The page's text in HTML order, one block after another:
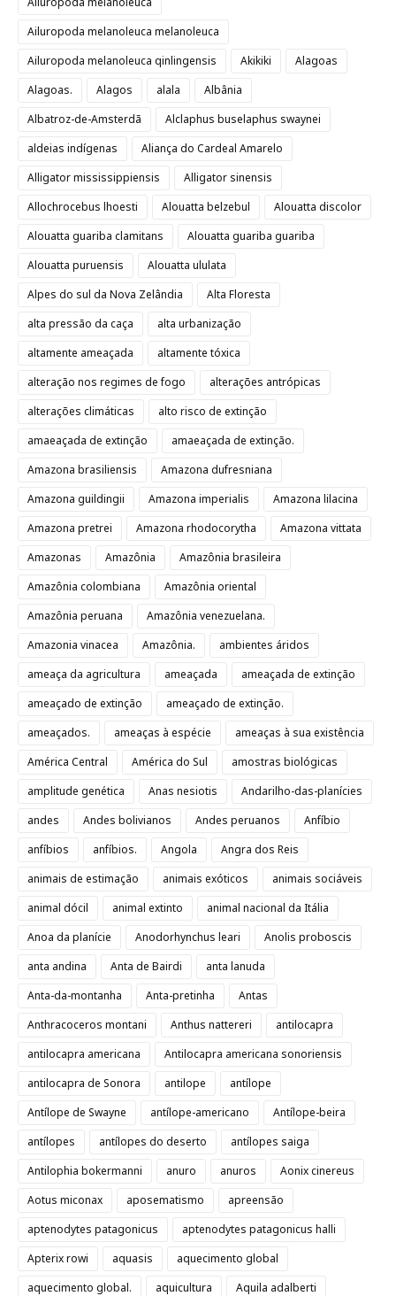
Ailuropoda melanoleuca melanoleuca
Ailuropoda melanoleuca qinlingensis
Akikiki
Alagoas
Alagoas.
Alagos alala
Albânia
Albatroz-de-Amsterdã
Alclaphus buselaphus swaynei
aldeias indígenas
Aliança do Cardeal Amarelo
Alligator mississippiensis
Alligator sinensis
Allochrocebus lhoesti
Alouatta belzebul
Alouatta discolor
Alouatta guariba clamitans
Alouatta guariba guariba
Alouatta puruensis
Alouatta ululata
Alpes do sul da Nova Zelândia
Alta Floresta
alta pressão da caça
alta urbanização
altamente ameaçada
altamente tóxica
alteração nos regimes de fogo
alterações antrópicas
alterações climáticas
alto risco de extinção
amaeaçada de extinção
amaeaçada de extinção.
Amazona brasiliensis
Amazona dufresniana
Amazona guildingii
Amazona imperialis
Amazona lilacina
Amazona pretrei
Amazona rhodocorytha
Amazona vittata
Amazonas
Amazônia
Amazônia brasileira
Amazônia colombiana
Amazônia oriental
Amazônia peruana
Amazônia venezuelana.
Amazonia vinacea
Amazônia.
ambientes áridos
ameaça da agricultura
ameaçada
ameaçada de extinção
ameaçado de extinção
ameaçado de extinção.
ameaçados.
ameaças à espécie
ameaças à sua existência
América Central
América do Sul
amostras biológicas
amplitude genética
Anas nesiotis
Andarilho-das-planícies
andes
Andes bolivianos Andes peruanos
Anfíbio
anfíbios
anfíbios. Angola
Angra dos Reis
animais de estimação
animais exóticos
animais sociáveis
animal dócil
animal extinto
animal nacional da Itália
Anoa da planície
Anodorhynchus leari
Anolis proboscis
anta andina
Anta de Bairdi
anta lanuda
Anta-da-montanha
Anta-pretinha
Antas
Anthracoceros montani
Anthus nattereri
antilocapra
antilocapra americana
Antilocapra americana sonoriensis
antilocapra de Sonora
antilope
antílope
Antílope de Swayne
antílope-americano
Antílope-beira
antílopes
antílopes do deserto
antílopes saiga
Antilophia bokermanni
anuro anuros
Aonix cinereus
Aotus miconax
aposematismo
apreensão
aptenodytes patagonicus
aptenodytes patagonicus halli
Apterix rowi
aquasis
aquecimento global
aquecimento global.
aquicultura
Aquila adalberti